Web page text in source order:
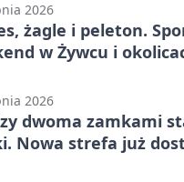
2026
żagle i peleton.
w Żywcu i
2026
dwoma zamkami
Nowa strefa już